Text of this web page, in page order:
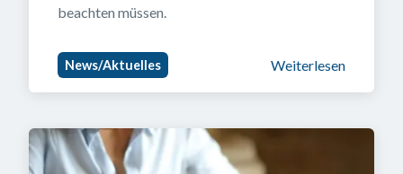
beachten müssen.
News/Aktuelles Weiterlesen